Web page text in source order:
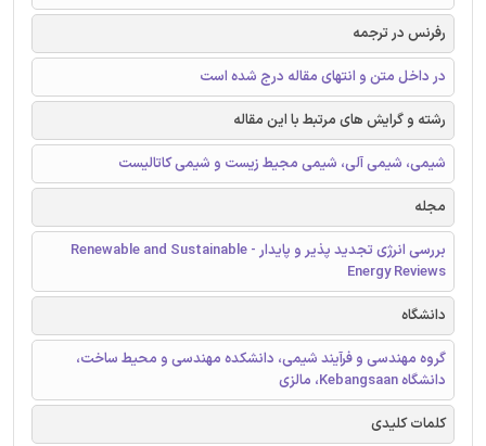
رفرنس در ترجمه
در داخل متن و انتهای مقاله درج شده است
رشته و گرایش های مرتبط با این مقاله
شیمی، شیمی آلی، شیمی مجیط زیست و شیمی کاتالیست
مجله
بررسی انرژی تجدید پذیر و پایدار - Renewable and Sustainable
Energy Reviews
دانشگاه
گروه مهندسی و فرآیند شیمی، دانشکده مهندسی و محیط ساخت،
دانشگاه Kebangsaan، مالزی
کلمات کلیدی